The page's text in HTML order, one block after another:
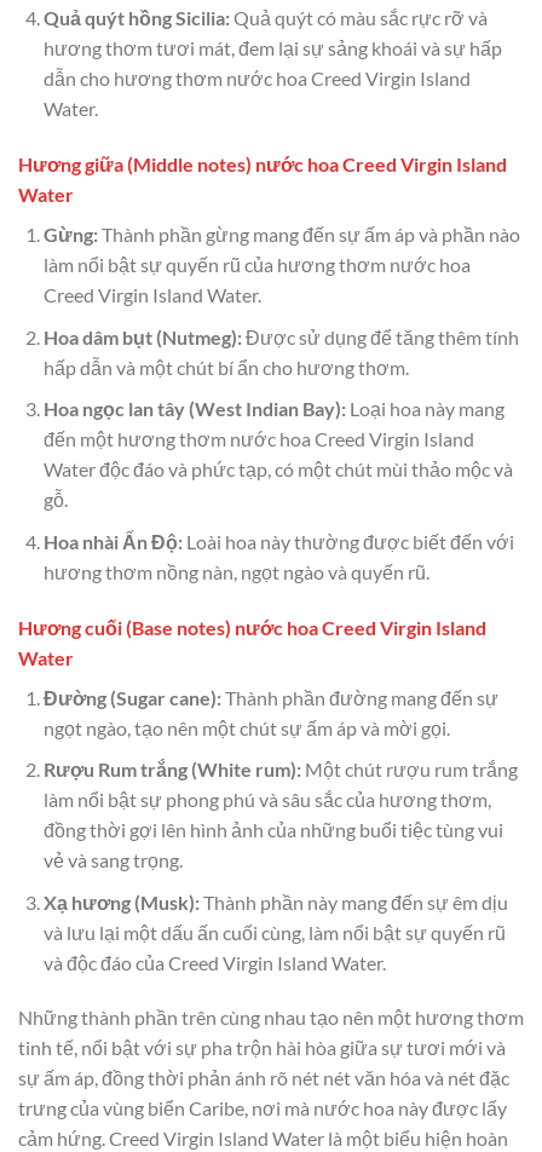
Quả quýt hồng Sicilia:Quả quýt có màu sắc rực rỡ và
hương thơm tươi mát, đem lại sự sảng khoái và sự hấp
dẫn cho hương thơm nước hoa Creed Virgin Island
Water.
Hương giữa (Middle notes) nước hoa Creed Virgin Island
Water
Gừng:Thành phần gừng mang đến sự ấm áp và phần nào
làm nổi bật sự quyến rũ của hương thơm nước hoa
Creed Virgin Island Water.
Hoa dâm bụt (Nutmeg):Được sử dụng để tăng thêm tính
hấp dẫn và một chút bí ẩn cho hương thơm.
Hoa ngọc lan tây (West Indian Bay):Loại hoa này mang
đến một hương thơm nước hoa Creed Virgin Island
Water độc đáo và phức tạp, có một chút mùi thảo mộc và
gỗ.
Hoa nhài Ấn Độ:Loài hoa này thường được biết đến với
hương thơm nồng nàn, ngọt ngào và quyến rũ.
Hương cuối (Base notes) nước hoa Creed Virgin Island
Water
Đường (Sugar cane):Thành phần đường mang đến sự
ngọt ngào, tạo nên một chút sự ấm áp và mời gọi.
Rượu Rum trắng (White rum):Một chút rượu rum trắng
làm nổi bật sự phong phú và sâu sắc của hương thơm,
đồng thời gợi lên hình ảnh của những buổi tiệc tùng vui
vẻ và sang trọng.
Xạ hương (Musk):Thành phần này mang đến sự êm dịu
và lưu lại một dấu ấn cuối cùng, làm nổi bật sự quyến rũ
và độc đáo của Creed Virgin Island Water.
Những thành phần trên cùng nhau tạo nên một hương thơm
tinh tế, nổi bật với sự pha trộn hài hòa giữa sự tươi mới và
sự ấm áp, đồng thời phản ánh rõ nét nét văn hóa và nét đặc
trưng của vùng biển Caribe, nơi mà nước hoa này được lấy
cảm hứng. Creed Virgin Island Water là một biểu hiện hoàn